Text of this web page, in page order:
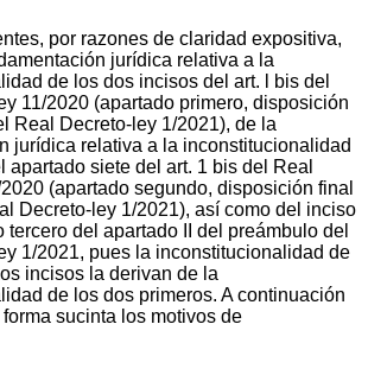
por razones de claridad expositiva,
jurídica relativa a la
de los dos incisos del art. l bis del
11/2020 (apartado primero, disposición
Real Decreto-ley 1/2021), de la
jurídica relativa a la inconstitucionalidad
apartado siete del art. 1 bis del Real
(apartado segundo, disposición final
Decreto-ley 1/2021), así como del inciso
tercero del apartado II del preámbulo del
1/2021, pues la inconstitucionalidad de
incisos la derivan de la
de los dos primeros. A continuación
sucinta los motivos de